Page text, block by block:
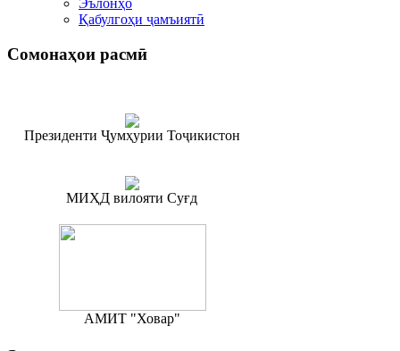
Қабулгоҳи ҷамъиятӣ
Сомонаҳои расмӣ
Президенти Ҷумҳурии Тоҷикистон
МИҲД вилояти Суғд
АМИТ "Ховар"